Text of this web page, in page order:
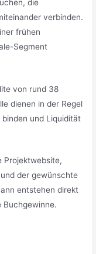
die
verbinden.
frühen
Segment
von rund 38
dienen in der Regel
und Liquidität
Projektwebsite,
der gewünschte
entstehen direkt
Buchgewinne.